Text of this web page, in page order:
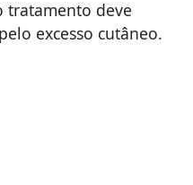
tratamento deve
excesso cutâneo.